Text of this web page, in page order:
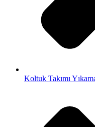
Koltuk Takımı